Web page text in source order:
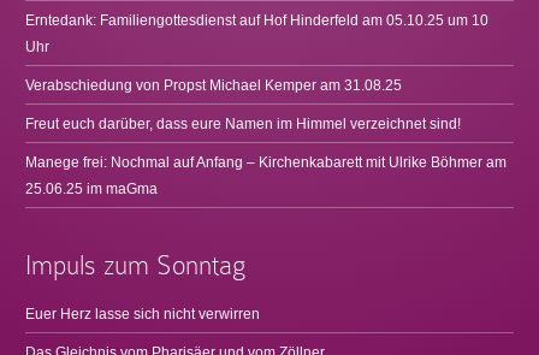
Erntedank: Familiengottesdienst auf Hof Hinderfeld am 05.10.25 um 10
Uhr
Verabschiedung von Propst Michael Kemper am 31.08.25
Freut euch darüber, dass eure Namen im Himmel verzeichnet sind!
Manege frei: Nochmal auf Anfang – Kirchenkabarett mit Ulrike Böhmer am
25.06.25 im maGma
Impuls zum Sonntag
Euer Herz lasse sich nicht verwirren